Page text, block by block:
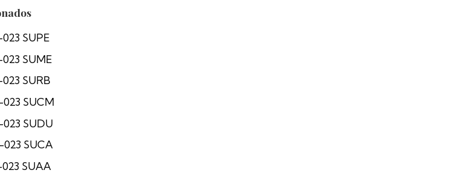
SUPE
SUME
SURB
SUCM
SUDU
SUCA
SUAA